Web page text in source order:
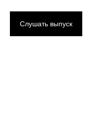
Слушать выпуск